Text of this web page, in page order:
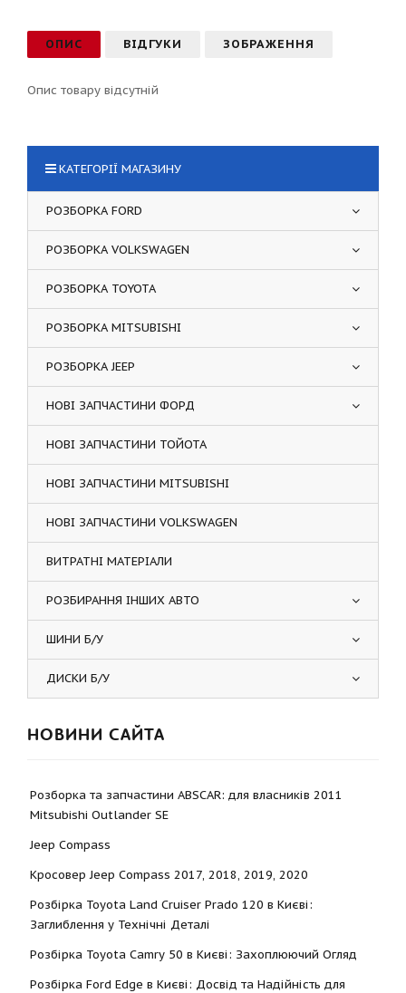
ОПИС ВІДГУКИ ЗОБРАЖЕННЯ
Опис товару відсутній
КАТЕГОРІЇ МАГАЗИНУ
РОЗБОРКА FORD
РОЗБОРКА VOLKSWAGEN
РОЗБОРКА TOYOTA
РОЗБОРКА MITSUBISHI
РОЗБОРКА JEEP
НОВІ ЗАПЧАСТИНИ ФОРД
НОВІ ЗАПЧАСТИНИ ТОЙОТА
НОВІ ЗАПЧАСТИНИ MITSUBISHI
НОВІ ЗАПЧАСТИНИ VOLKSWAGEN
ВИТРАТНІ МАТЕРІАЛИ
РОЗБИРАННЯ ІНШИХ АВТО
ШИНИ Б/У
ДИСКИ Б/У
НОВИНИ САЙТА
Розборка та запчастини ABSCAR: для власників 2011
Mitsubishi Outlander SE
Jeep Compass
Кросовер Jeep Compass 2017, 2018, 2019, 2020
Розбірка Toyota Land Cruiser Prado 120 в Києві:
Заглиблення у Технічні Деталі
Розбірка Toyota Camry 50 в Києві: Захоплюючий Огляд
Розбірка Ford Edge в Києві: Досвід та Надійність для